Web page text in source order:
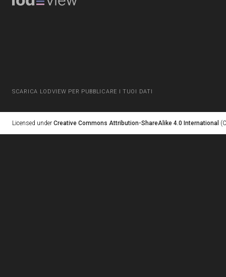
SCARICA LODVIEW PER PUBBLICARE I TUOI DATI
Licensed under Creative Commons Attribution-ShareAlike 4.0 International